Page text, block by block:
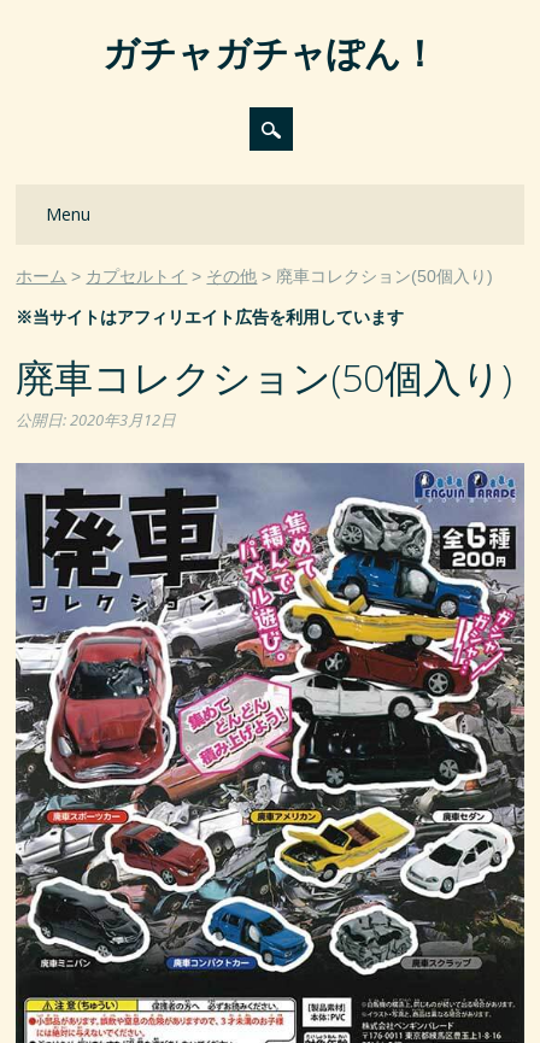
ガチャガチャぽん！
Main menu
Menu
ホーム カプセルトイ その他 廃車コレクション(50個入り)
※当サイトはアフィリエイト広告を利用しています
廃車コレクション(50個入り)
公開日:2020年3月12日